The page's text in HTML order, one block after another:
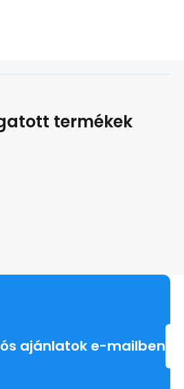
termékek
ajánlatok e-mailben